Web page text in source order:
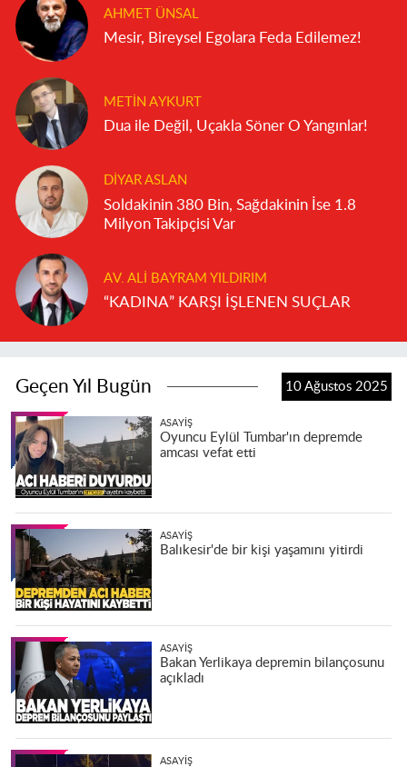
AHMET ÜNSAL
Mesir, Bireysel Egolara Feda Edilemez!
METIN AYKURT
Dua ile Değil, Uçakla Söner O Yangınlar!
DIYAR ASLAN
Soldakinin 380 Bin, Sağdakinin İse 1.8
Milyon Takipçisi Var
AV. ALI BAYRAM YILDIRIM
“KADINA” KARŞI İŞLENEN SUÇLAR
Geçen Yıl Bugün 10 Ağustos 2025
ASAYIŞ
Oyuncu Eylül Tumbar'ın depremde
amcası vefat etti
ASAYIŞ
Balıkesir'de bir kişi yaşamını yitirdi
ASAYIŞ
Bakan Yerlikaya depremin bilançosunu
açıkladı
ASAYIŞ